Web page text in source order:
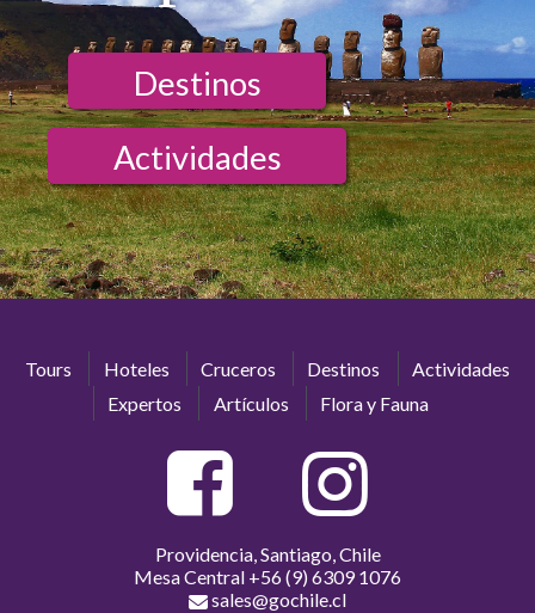
Destinos
Actividades
Tours Hoteles Cruceros Destinos
Actividades
Expertos
Artículos Flora y Fauna
Providencia, Santiago, Chile
Mesa Central +56 (9) 6309 1076
sales@gochile.cl